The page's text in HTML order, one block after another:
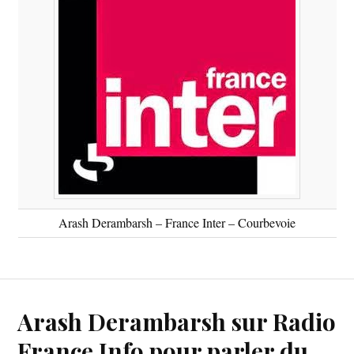
Arash Derambarsh – France Inter – Courbevoie
Arash Derambarsh sur Radio